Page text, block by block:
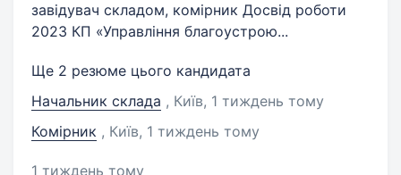
завідувач складом, комірник Досвід роботи
2023 КП «Управління благоустрою...
Ще 2 резюме цього кандидата
Начальник склада , Київ, 1 тиждень тому
Комірник , Київ, 1 тиждень тому
1 тиждень тому